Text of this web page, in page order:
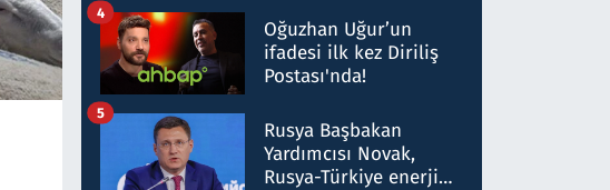
Oğuzhan Uğur’un
ifadesi ilk kez Diriliş
Postası'nda!
4
Rusya Başbakan
Yardımcısı Novak,
Rusya-Türkiye enerji
5